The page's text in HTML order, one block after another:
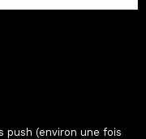
push (environ une fois